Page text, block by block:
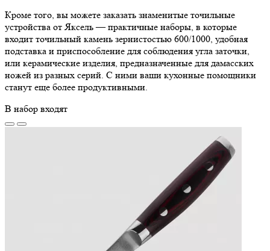
Кроме того, вы можете заказать знаменитые точильные
устройства от Яксель — практичные наборы, в которые
входит точильный камень зернистостью 600/1000, удобная
подставка и приспособление для соблюдения угла заточки,
или керамические изделия, предназначенные для дамасских
ножей из разных серий. С ними ваши кухонные помощники
станут еще более продуктивными.
В набор входят